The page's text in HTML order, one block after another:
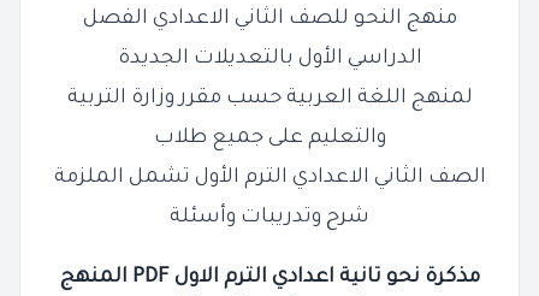
منهج النحو للصف الثاني الاعدادي الفصل
الدراسي الأول بالتعديلات الجديدة
لمنهج اللغة العربية حسب مقرر وزارة التربية
والتعليم على جميع طلاب
الصف الثاني الاعدادي الترم الأول تشمل الملزمة
شرح وتدريبات وأسئلة
مذكرة نحو تانية اعدادي الترم الاول PDF المنهج